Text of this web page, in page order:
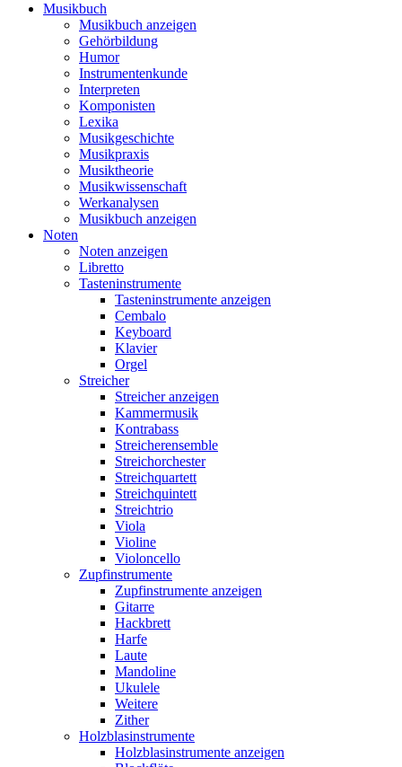
Musikbuch
Musikbuch anzeigen
Gehörbildung
Humor
Instrumentenkunde
Interpreten
Komponisten
Lexika
Musikgeschichte
Musikpraxis
Musiktheorie
Musikwissenschaft
Werkanalysen
Musikbuch anzeigen
Noten
Noten anzeigen
Libretto
Tasteninstrumente
Tasteninstrumente anzeigen
Cembalo
Keyboard
Klavier
Orgel
Streicher
Streicher anzeigen
Kammermusik
Kontrabass
Streicherensemble
Streichorchester
Streichquartett
Streichquintett
Streichtrio
Viola
Violine
Violoncello
Zupfinstrumente
Zupfinstrumente anzeigen
Gitarre
Hackbrett
Harfe
Laute
Mandoline
Ukulele
Weitere
Zither
Holzblasinstrumente
Holzblasinstrumente anzeigen